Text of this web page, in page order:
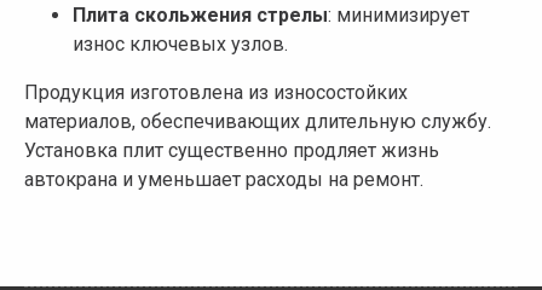
Плита скольжения стрелы: минимизирует
износ ключевых узлов.
Продукция изготовлена из износостойких
материалов, обеспечивающих длительную службу.
Установка плит существенно продляет жизнь
автокрана и уменьшает расходы на ремонт.